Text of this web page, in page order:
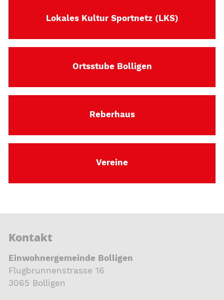
Lokales Kultur Sportnetz (LKS)
Ortsstube Bolligen
Reberhaus
Vereine
Kontakt
Einwohnergemeinde Bolligen
Flugbrunnenstrasse 16
3065 Bolligen